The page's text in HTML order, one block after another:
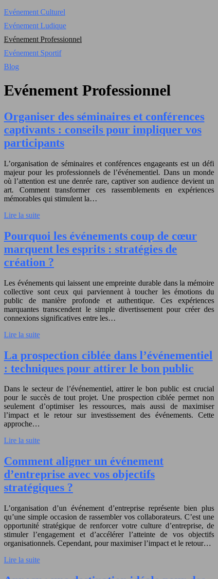
Evénement Culturel
Evénement Ludique
Evénement Professionnel
Evénement Sportif
Blog
Evénement Professionnel
Organiser des séminaires et conférences
captivants : conseils pour impliquer vos
participants
L’organisation de séminaires et conférences engageants est un défi
majeur pour les professionnels de l’événementiel. Dans un monde
où l’attention est une denrée rare, captiver son audience devient un
art. Comment transformer ces rassemblements en expériences
mémorables qui stimulent la…
Lire la suite
Pourquoi les événements coup de cœur
marquent les esprits : stratégies de
création ?
Les événements qui laissent une empreinte durable dans la mémoire
collective sont ceux qui parviennent à toucher les émotions du
public de manière profonde et authentique. Ces expériences
marquantes transcendent le simple divertissement pour créer des
connexions significatives entre les…
Lire la suite
La prospection ciblée dans l’événementiel
: techniques pour attirer le bon public
Dans le secteur de l’événementiel, attirer le bon public est crucial
pour le succès de tout projet. Une prospection ciblée permet non
seulement d’optimiser les ressources, mais aussi de maximiser
l’impact et le retour sur investissement des événements. Cette
approche…
Lire la suite
Comment aligner un événement
d’entreprise avec vos objectifs
stratégiques ?
L’organisation d’un événement d’entreprise représente bien plus
qu’une simple occasion de rassembler vos collaborateurs. C’est une
opportunité stratégique de renforcer votre culture d’entreprise, de
stimuler l’engagement et d’accélérer l’atteinte de vos objectifs
organisationnels. Cependant, pour maximiser l’impact et le retour…
Lire la suite